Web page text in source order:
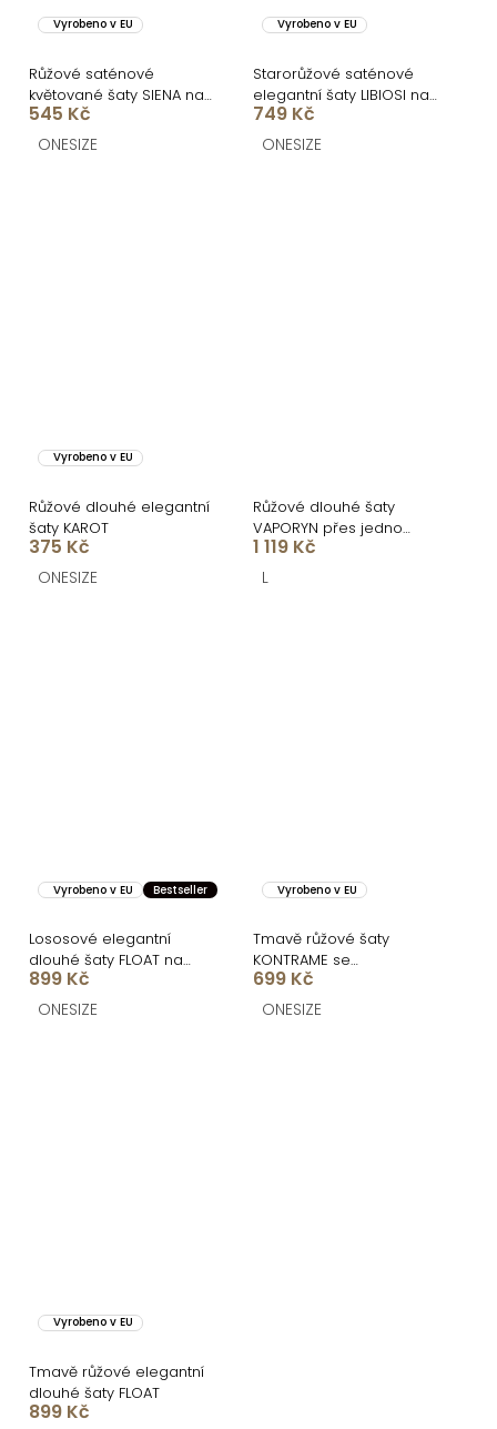
Vyrobeno v EU
Růžové saténové
květované šaty SIENA na
jedno rameno
545 Kč
ONESIZE
Vyrobeno v EU
Starorůžové saténové
elegantní šaty LIBIOSI na
jedno rameno
749 Kč
ONESIZE
Vyrobeno v EU
Růžové dlouhé elegantní
šaty KAROT
375 Kč
ONESIZE
Růžové dlouhé šaty
VAPORYN přes jedno
rameno
1 119 Kč
L
Vyrobeno v EU Bestseller
Lososové elegantní
dlouhé šaty FLOAT na
jedno rameno
899 Kč
ONESIZE
Vyrobeno v EU
Tmavě růžové šaty
KONTRAME se
zavazováním na
ramenech
699 Kč
ONESIZE
Vyrobeno v EU
Tmavě růžové elegantní
dlouhé šaty FLOAT
899 Kč